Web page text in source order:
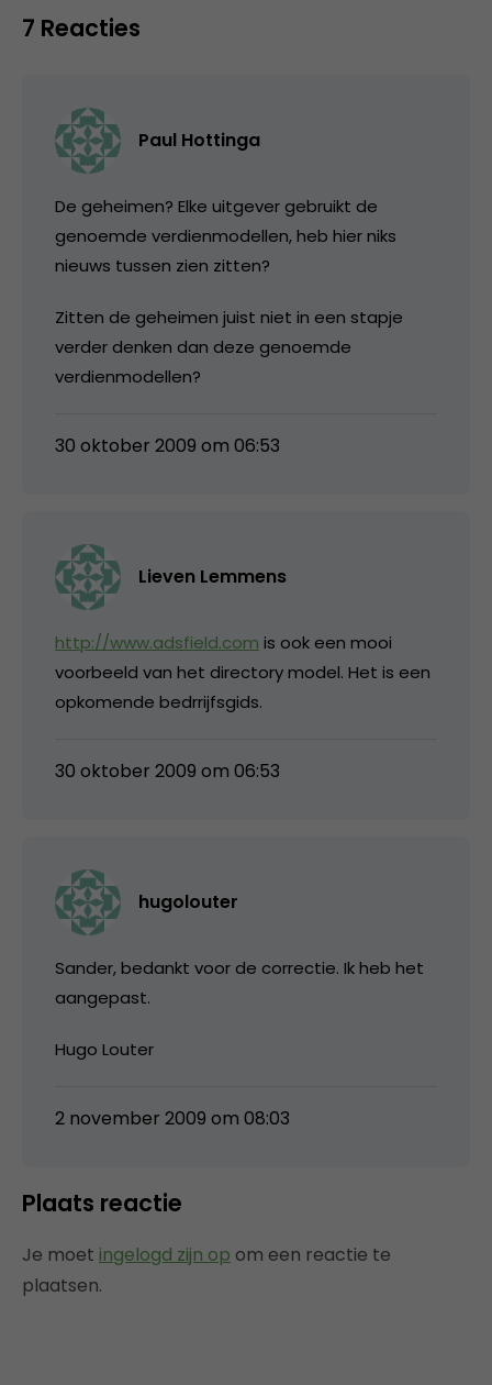
7 Reacties
Paul Hottinga
De geheimen? Elke uitgever gebruikt de
genoemde verdienmodellen, heb hier niks
nieuws tussen zien zitten?
Zitten de geheimen juist niet in een stapje
verder denken dan deze genoemde
verdienmodellen?
30 oktober 2009 om 06:53
Lieven Lemmens
http://www.adsfield.com is ook een mooi
voorbeeld van het directory model. Het is een
opkomende bedrrijfsgids.
30 oktober 2009 om 06:53
hugolouter
Sander, bedankt voor de correctie. Ik heb het
aangepast.
Hugo Louter
2 november 2009 om 08:03
Plaats reactie
Je moet ingelogd zijn op om een reactie te
plaatsen.